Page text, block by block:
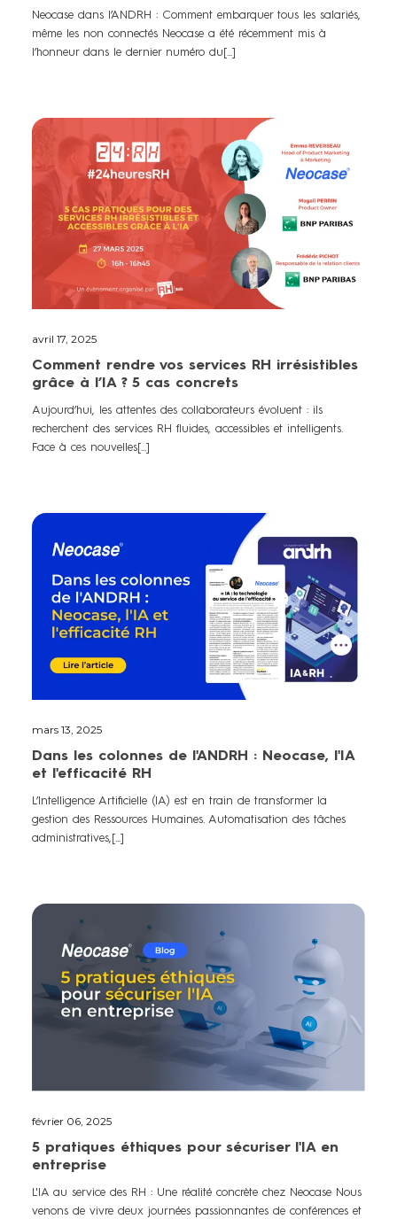
Neocase dans l’ANDRH : Comment embarquer tous les salariés,
même les non connectés Neocase a été récemment mis à
l’honneur dans le dernier numéro du[...]
avril 17, 2025
Comment rendre vos services RH irrésistibles
grâce à l’IA ? 5 cas concrets
Aujourd’hui, les attentes des collaborateurs évoluent : ils
recherchent des services RH fluides, accessibles et intelligents.
Face à ces nouvelles[...]
mars 13, 2025
Dans les colonnes de l'ANDRH : Neocase, l'IA
et l'efficacité RH
L’Intelligence Artificielle (IA) est en train de transformer la
gestion des Ressources Humaines. Automatisation des tâches
administratives,[...]
février 06, 2025
5 pratiques éthiques pour sécuriser l'IA en
entreprise
L'IA au service des RH : Une réalité concrète chez Neocase Nous
venons de vivre deux journées passionnantes de conférences et